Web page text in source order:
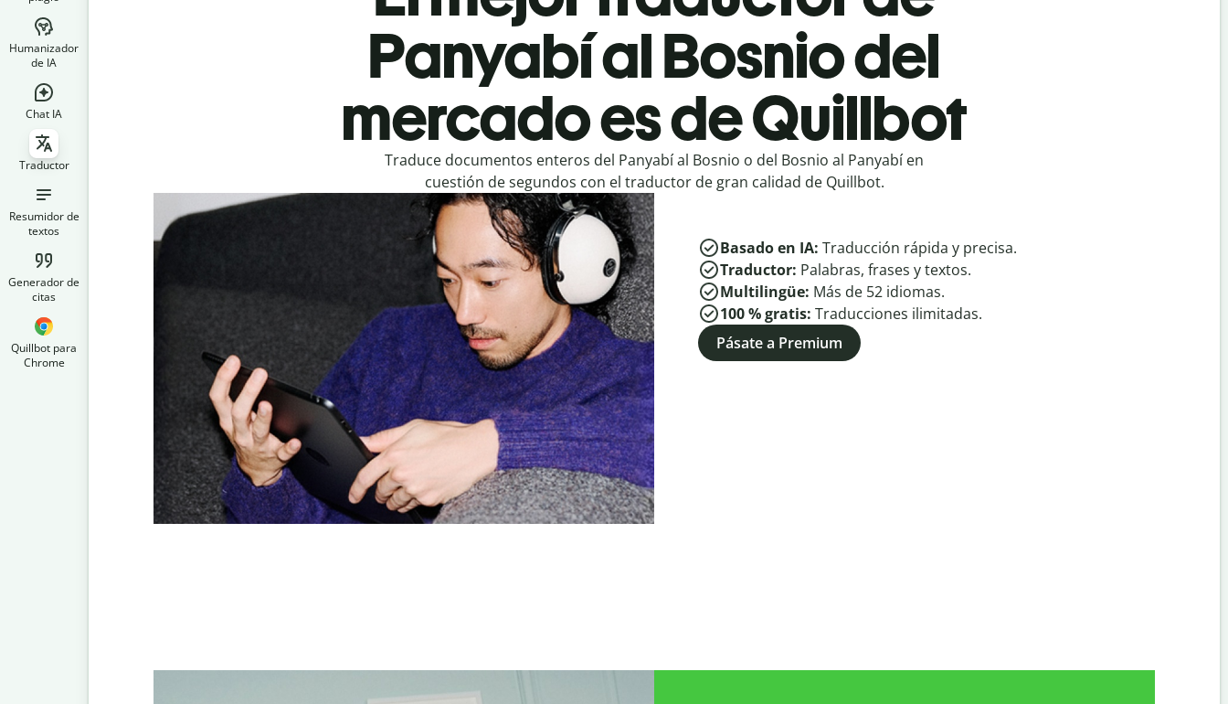
Humanizador
de IA
Chat IA
Traductor
Resumidor de
textos
Generador de
citas
Quillbot para
Chrome
Panyabí al Bosnio del
mercado es de Quillbot
Traduce documentos enteros del Panyabí al Bosnio o del Bosnio al Panyabí en
cuestión de segundos con el traductor de gran calidad de Quillbot.
Basado en IA: Traducción rápida y precisa.
Traductor: Palabras, frases y textos.
Multilingüe: Más de 52 idiomas.
100 % gratis: Traducciones ilimitadas.
Pásate a Premium